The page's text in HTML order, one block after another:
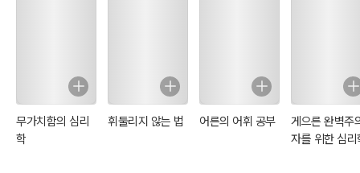
무가치함의 심리
학
휘둘리지 않는 법 어른의 어휘 공부
게으른 완벽주
자를 위한 심리